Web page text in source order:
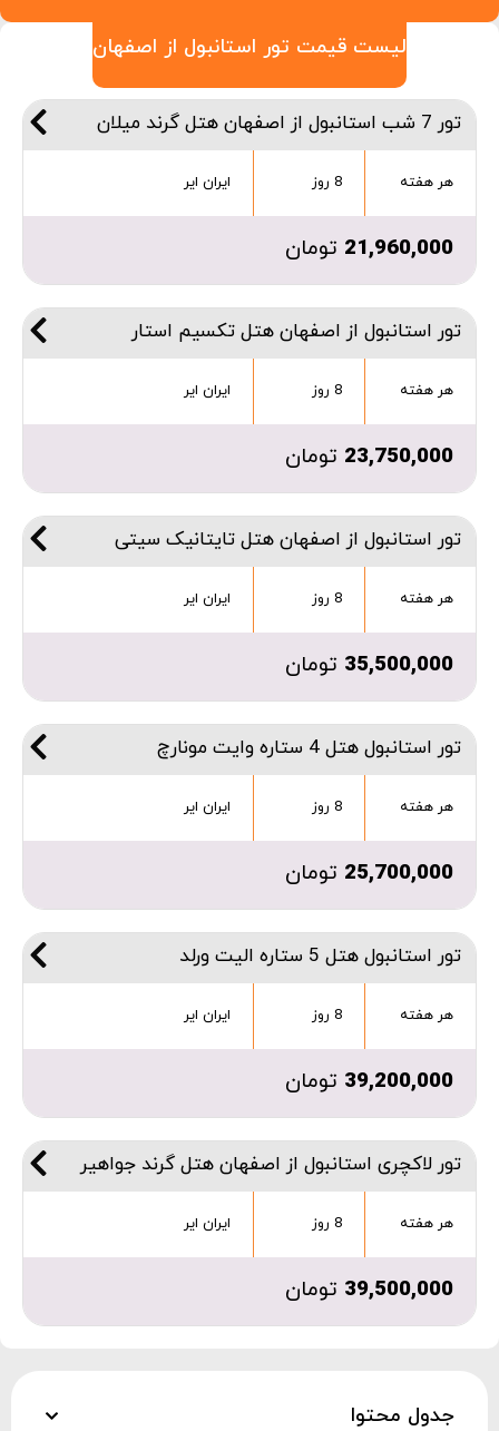
لیست قیمت تور استانبول از اصفهان
تور 7 شب استانبول از اصفهان هتل گرند میلان
هر هفته 8 روز ایران ایر
21,960,000 تومان
تور استانبول از اصفهان هتل تکسیم استار
هر هفته 8 روز ایران ایر
23,750,000 تومان
تور استانبول از اصفهان هتل تایتانیک سیتی
هر هفته 8 روز ایران ایر
35,500,000 تومان
تور استانبول هتل 4 ستاره وایت مونارچ
هر هفته 8 روز ایران ایر
25,700,000 تومان
تور استانبول هتل 5 ستاره الیت ورلد
هر هفته 8 روز ایران ایر
39,200,000 تومان
تور لاکچری استانبول از اصفهان هتل گرند جواهیر
هر هفته 8 روز ایران ایر
39,500,000 تومان
جدول محتوا